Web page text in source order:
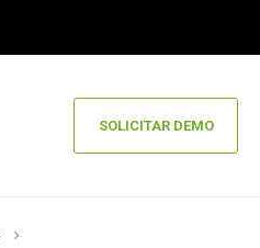
SOLICITAR DEMO